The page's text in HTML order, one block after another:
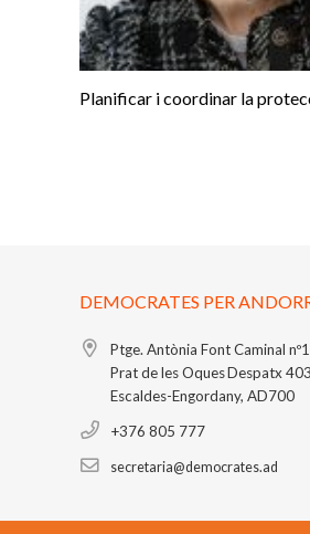
Planificar i coordinar la
DEMOCRATES PER
Ptge. Antònia Font Caminal nº1
Prat de les OquesDespatx 403
Escaldes-Engordany, AD700
+376 805 777
secretaria@democrates.ad